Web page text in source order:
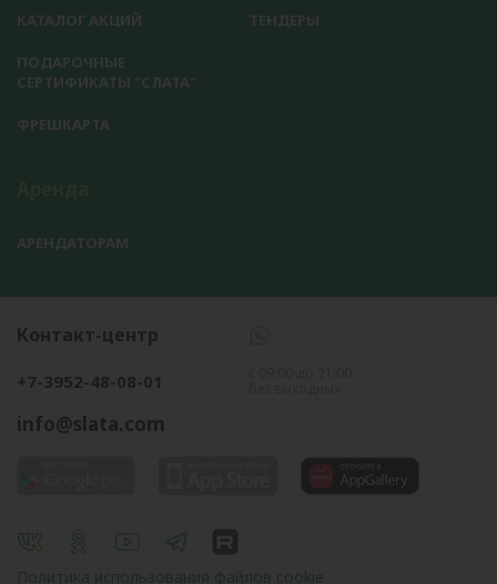
КАТАЛОГ АКЦИЙ
ПОДАРОЧНЫЕ
СЕРТИФИКАТЫ "СЛАТА"
ФРЕШКАРТА
ТЕНДЕРЫ
АРЕНДАТОРАМ
Контакт-центр
+7-3952-48-08-01
info@slata.com
Политика использования файлов cookie